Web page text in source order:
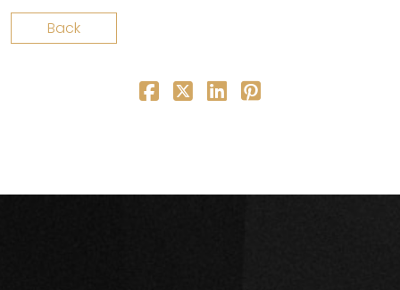
Back